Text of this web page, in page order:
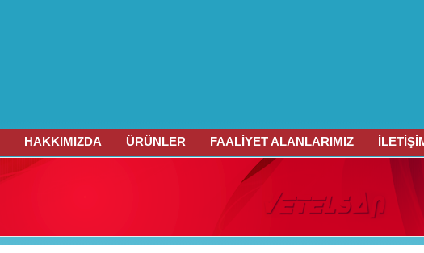
HAKKIMIZDA ÜRÜNLER FAALİYET ALANLARIMIZ